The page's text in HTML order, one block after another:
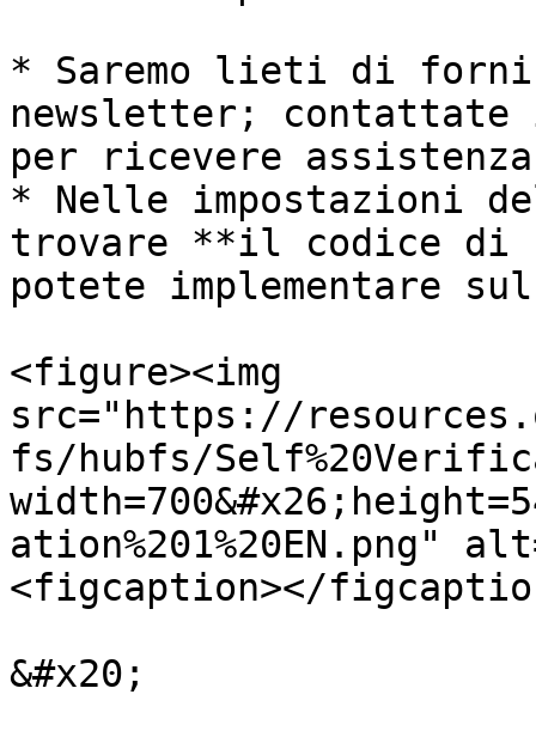
* Saremo lieti di
newsletter; contattate
per ricevere
* Nelle impostazioni
trovare **il codice di
potete implementare
<figure><img
src="https://
fs/hubfs/
ation%201%20EN.png"
<figcaption></
&#x20;